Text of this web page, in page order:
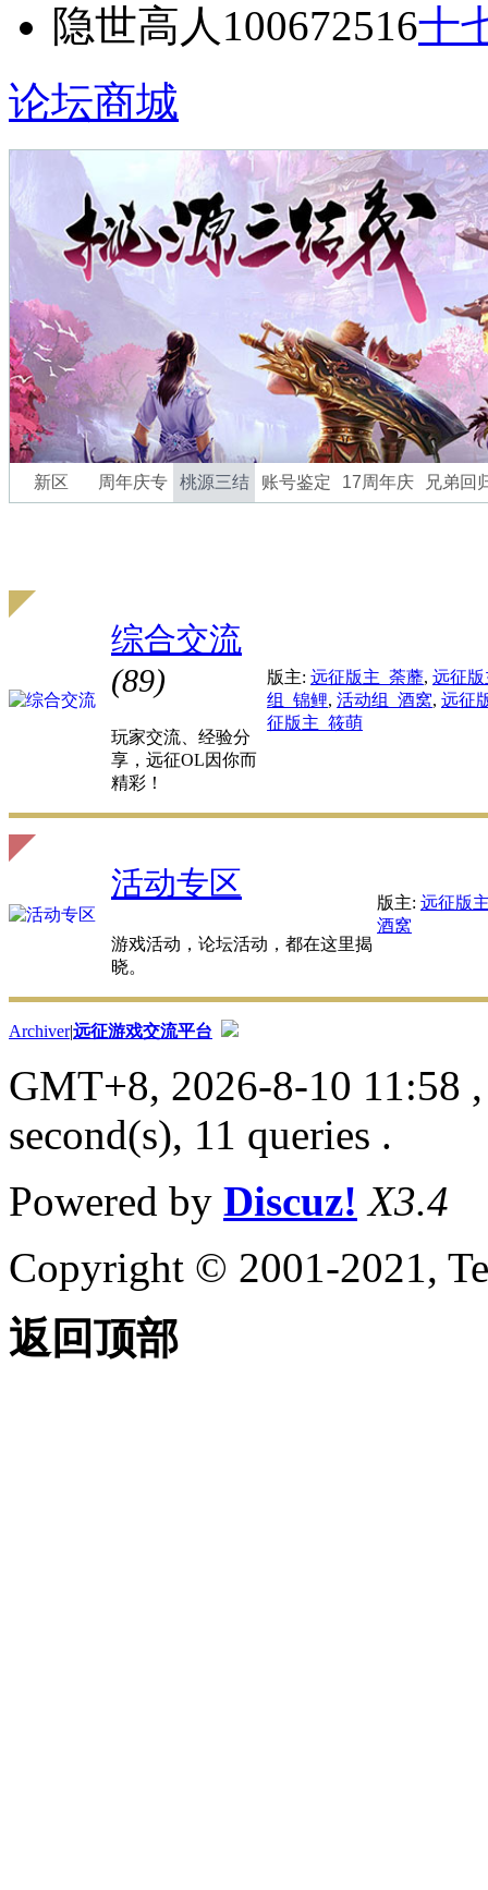
隐世高人100672516十
论坛商城
综合交流
(89)
玩家交流、经验分
享，远征OL因你而
精彩！
版主: 远征版主_荼蘼, 远征
组_锦鲤, 活动组_酒窝, 远征
征版主_筱萌
活动专区
游戏活动，论坛活动，都在这里揭
晓。
版主: 远征版
酒窝
Archiver|远征游戏交流平台
GMT+8, 2026-8-10 11:58
second(s), 11 queries .
Powered by Discuz! X3.4
Copyright © 2001-2021,
返回顶部